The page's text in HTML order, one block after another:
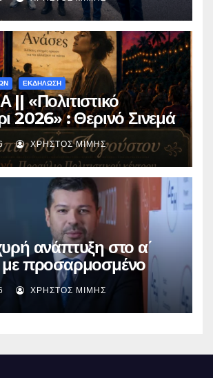
– Αβδέλλα
ΕΚΔΗΛΩΣΗ
«Πολιτιστικό
2026» : Θερινό Σινεμά
ταινία
ΧΡΉΣΤΟΣ ΜΊΜΗΣ
ανάπτυξη στο α΄
με προσαρμοσμένο
€1,2 δισ.
ΧΡΉΣΤΟΣ ΜΊΜΗΣ